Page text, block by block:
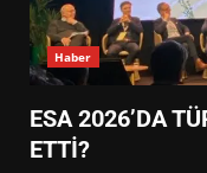
Haber
ESA 2026’DA
ETTİ?